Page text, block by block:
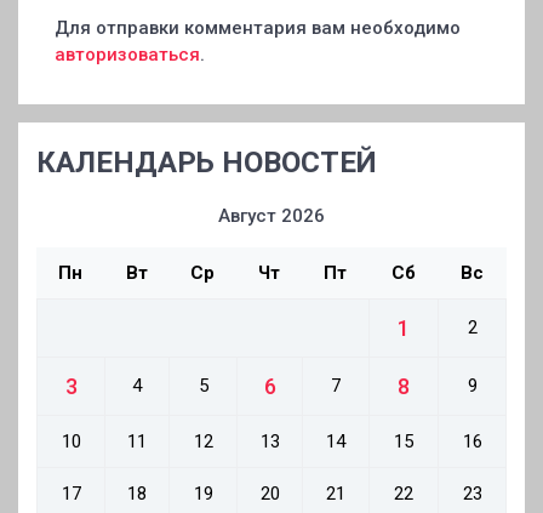
Для отправки комментария вам необходимо
авторизоваться.
КАЛЕНДАРЬ НОВОСТЕЙ
Август 2026
Пн Вт Ср Чт Пт Сб Вс
1 2
3 4 5 6 7 8 9
10 11 12 13 14 15 16
17 18 19 20 21 22 23